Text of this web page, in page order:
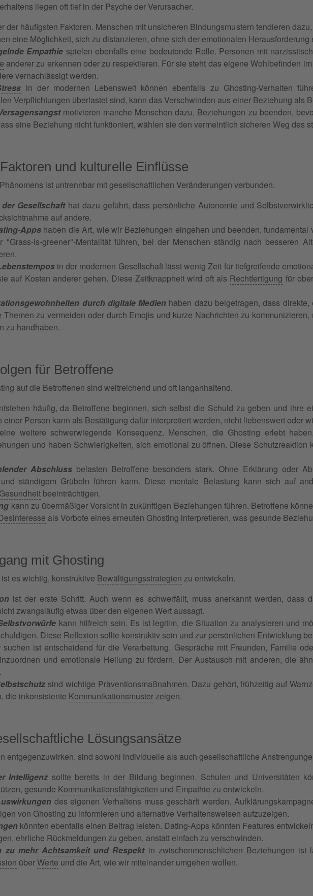
liegen oft tief in der Psyche der Verursacher.
der häufigsten Faktoren. Menschen mit unsicheren Bindungsmustern tendieren
eine Möglichkeit, sich zu distanzieren, ohne sich der emotionalen
Empathie spielen ebenfalls eine bedeutende Rolle. Personen mit
anderer zu erkennen oder zu respektieren. Für sie steht das eigene Wohlbefinden
vernachlässigt werden.
in der modernen Lebenswelt können ebenfalls zu Ghosting-Verhalten
Verpflichtungen überlastet sind, kann das Verschwinden aus einer Beziehung als
motivieren manche Menschen dazu, Beziehungen zu beenden,
eine Beziehung nicht funktioniert, wählen sie den vermeintlich sicheren Weg des
und kulturelle Einflüsse
ist untrennbar mit gesellschaftlichen Veränderungen verbunden.
Gesellschaft hat dazu geführt, dass persönliche Autonomie und
auf andere.
Appshaben die Art, wie wir Beziehungen eingehen und beenden, fundamental
"Grass-is-greener"-Mentalität führen, bei der Menschen ständig nach besseren
in der modernen Gesellschaft lässt wenig Zeit für tiefgreifende
auf Kosten anderer gehen. Diese Zeitknappheit wird oft als Rechtfertigung für
durch digitale Medien haben dazu beigetragen, dass
zu vermeiden oder durch Emojis und kurze Nachrichten zu
zu handhaben.
für Betroffene
auf die Betroffenen sind weitreichend und oft langanhaltend.
häufig, da Betroffene beginnen, sich selbst die Schuld zu geben und ihre
Person kann als Bestätigung dafür interpretiert werden, nicht liebenswert oder
weitere schwerwiegende Konsequenz. Menschen, die Ghosting erlebt
und haben Schwierigkeiten, sich emotional zu öffnen. Diese
Abschluss belasten Betroffene besonders stark. Ohne Erklärung oder
ständigem Grübeln führen kann. Diese mentale Belastung kann sich auf
beeinträchtigen.
kann zu übermäßiger Vorsicht in zukünftigen Beziehungen führen. Betroffene
als Vorbote eines erneuten Ghosting interpretieren, was gesunde
mit Ghosting
es wichtig, konstruktive Bewältigungsstrategien zu entwickeln.
ist der erste Schritt. Auch wenn es schwerfällt, muss anerkannt werden, dass
zwangsläufig etwas über den eigenen Wert aussagt.
kann hilfreich sein. Es ist legitim, die Situation zu analysieren und
Diese Reflexion sollte konstruktiv sein und zur persönlichen Entwicklung
suchen ist entscheidend für die Verarbeitung. Gespräche mit Freunden, Familie
und emotionale Heilung zu fördern. Der Austausch mit anderen, die
sind wichtige Präventionsmaßnahmen. Dazu gehört, frühzeitig auf
die inkonsistente Kommunikationsmusterzeigen.
Lösungsansätze
entgegenzuwirken, sind sowohl individuelle als auch gesellschaftliche
Intelligenzsollte bereits in der Bildung beginnen. Schulen und Universitäten
gesunde Kommunikationsfähigkeiten und Empathie zu entwickeln.
des eigenen Verhaltens muss geschärft werden.
von Ghosting zu informieren und alternative Verhaltensweisen aufzuzeigen.
könnten ebenfalls einen Beitrag leisten. Dating-Apps könnten Features
ehrliche Rückmeldungen zu geben, anstatt einfach zu verschwinden.
zu mehr Achtsamkeitund Respektin zwischenmenschlichen Beziehungen ist
überWerte und die Art, wie wir miteinander umgehen wollen.